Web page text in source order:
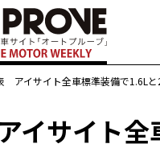
アイサイト全車標準装備で1.6L
イサイト全